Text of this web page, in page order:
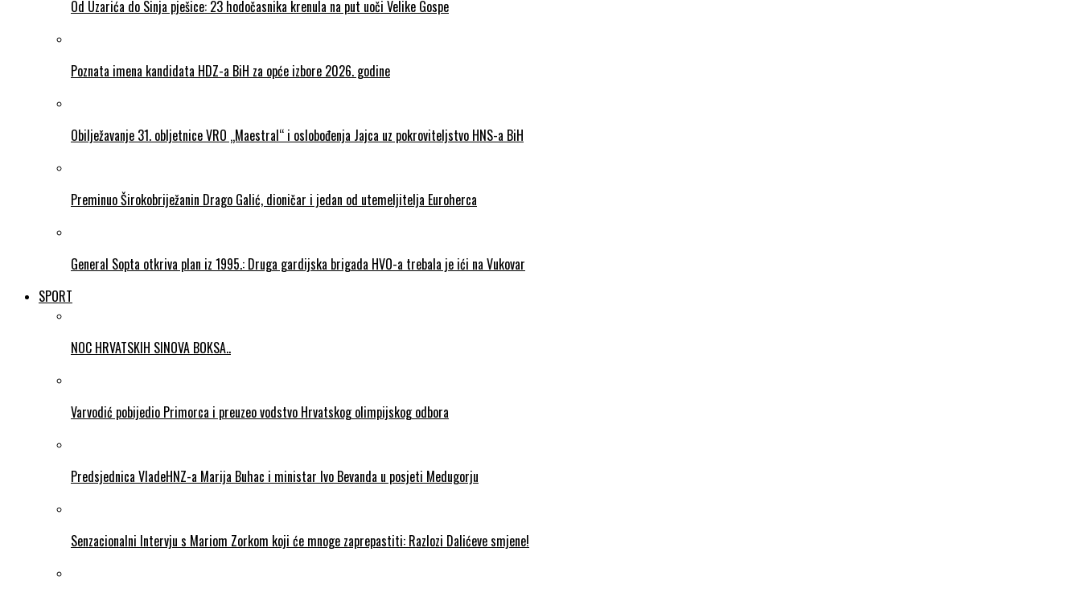
Od Uzarića do Sinja pješice: 23 hodočasnika krenula na put uoči Velike Gospe
Poznata imena kandidata HDZ-a BiH za opće izbore 2026. godine
Obilježavanje 31. obljetnice VRO „Maestral“ i oslobođenja Jajca uz pokroviteljstvo HNS-a BiH
Preminuo Širokobriježanin Drago Galić, dioničar i jedan od utemeljitelja Euroherca
General Sopta otkriva plan iz 1995.: Druga gardijska brigada HVO-a trebala je ići na Vukovar
SPORT
NOC HRVATSKIH SINOVA BOKSA..
Varvodić pobijedio Primorca i preuzeo vodstvo Hrvatskog olimpijskog odbora
Predsjednica VladeHNZ-a Marija Buhac i ministar Ivo Bevanda u posjeti Medugorju
Senzacionalni Intervju s Mariom Zorkom koji će mnoge zaprepastiti: Razlozi Dalićeve smjene!